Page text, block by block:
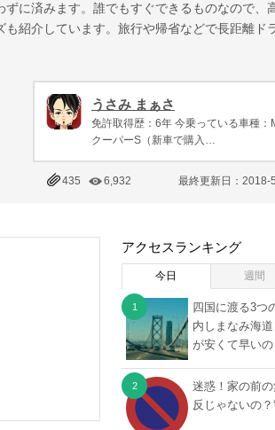
に済みます。誰でもすぐできるものなので、
紹介しています。旅行や帰省などで長距離ド
うさみ まぁさ
免許取得歴：6年 今乗っている車種：
クーパーS（新車で購入…
435 6,932 最終更新日：2018-
アクセスランキング
今日 週間
四国に渡る3つ
内しまなみ海
が安くて早いの
迷惑！家の前
反じゃないの